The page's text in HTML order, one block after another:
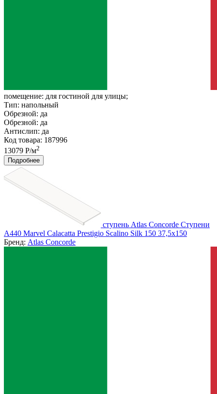
помещение: для гостиной для улицы;
Тип: напольный
Обрезной: да
Обрезной: да
Антислип: да
Код товара: 187996
13079 Р/м2
Подробнее
ступень Atlas Concorde Ступени
A440 Marvel Calacatta Prestigio Scalino Silk 150 37,5x150
Бренд: Atlas Concorde